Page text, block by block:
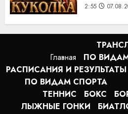
2:55
Главная
ПО
РАСПИСАНИЯ И РЕЗУЛЬТАТЫ
ПО ВИДАМ СПОРТА
ТЕННИС
БОКС
ЛЫЖНЫЕ ГОНКИ